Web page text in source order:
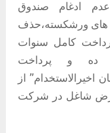
عدم ادغام صندوق
های ورشکسته،حذف
کامل سنوات
ده و پرداخت
از
شاغل در شرکت